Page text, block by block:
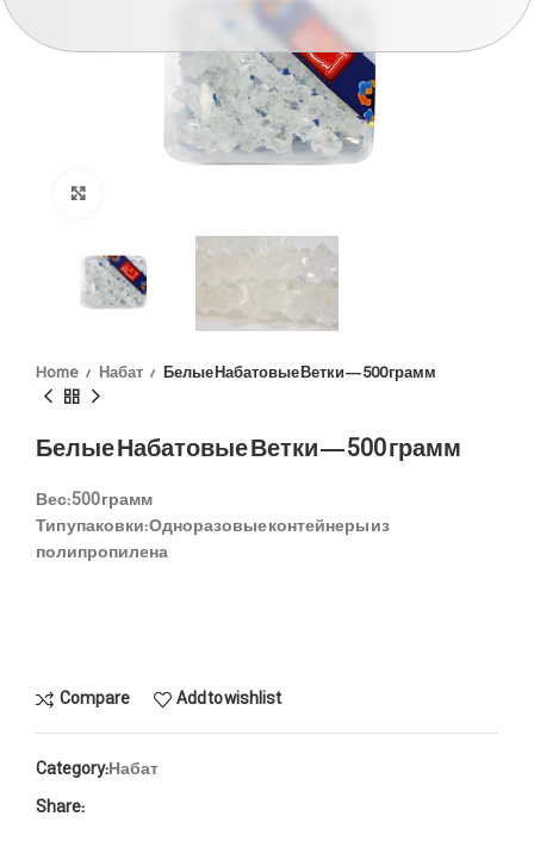
Home Набат Белые Набатовые Ветки — 500 грамм
Белые Набатовые Ветки — 500 грамм
Вес:500 грамм
Тип упаковки:Одноразовые контейнеры из
полипропилена
Compare Add to wishlist
Category:Набат
Share: